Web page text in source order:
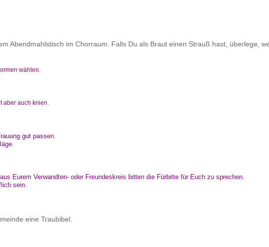
Abendmahlstisch im Chorraum. Falls Du als Braut einen Strauß hast, überlege,
wählen
aber auch knien.
gut passen.
Eurem Verwandten- oder Freundeskreis bitten die Fürbitte für Euch zu sprechen.
sein.
eine Traubibel.